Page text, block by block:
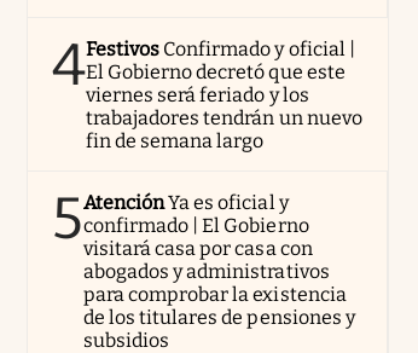
4Festivos Confirmado y oficial |
El Gobierno decretó que este
viernes será feriado y los
trabajadores tendrán un nuevo
fin de semana largo
5AtenciónYa es oficial y
confirmado | El Gobierno
visitará casa por casa con
abogados y administrativos
para comprobar la existencia
de los titulares de pensiones y
subsidios